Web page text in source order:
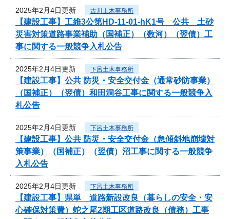
2025年2月4日更新 古川土木事務所
【建設工事】工維3公第HD-11-01-hK1号 公共 土砂
災害対策道路事業補助（国補正）（数河）（翌債）工
事に関する一般競争入札公告
2025年2月4日更新 下呂土木事務所
【建設工事】公共 防災・安全交付金（通常砂防事業）
（国補正）（翌債）和田洞谷工事に関する一般競争入
札公告
2025年2月4日更新 下呂土木事務所
【建設工事】公共 防災・安全交付金（急傾斜地崩壊対
策事業）（国補正）（翌債）沼工事に関する一般競争
入札公告
2025年2月4日更新 下呂土木事務所
【建設工事】県単 道路新設改良（暮らしの安全・安
心確保対策費）蛇之尾2期工区道路改良（債務）工事